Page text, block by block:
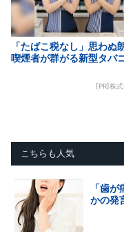
「たばこ税なし」思わぬ
喫煙者が群がる新型タバ
[PR]株
こちらも人気
「歯
かの発